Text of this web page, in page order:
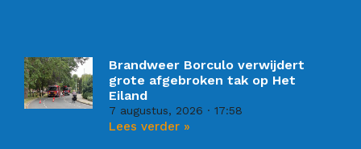
Brandweer Borculo verwijdert
grote afgebroken tak op Het
Eiland
7 augustus, 2026 17:58
Lees verder »